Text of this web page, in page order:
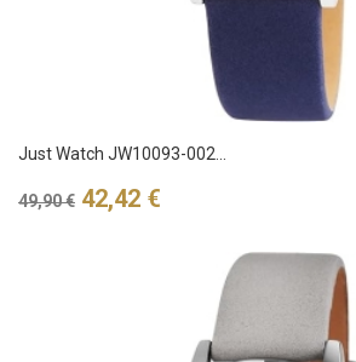
Just Watch JW10093-002...
Verkaufspreis
49,90 € Preis
42,42 €